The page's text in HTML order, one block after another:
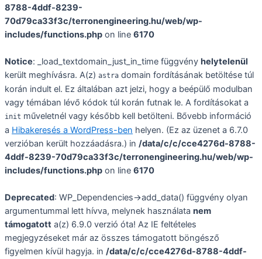
8788-4ddf-8239-
70d79ca33f3c/terronengineering.hu/web/wp-
includes/functions.php on line 6170
Notice: _load_textdomain_just_in_time függvény helytelenül
került meghívásra. A(z) astra domain fordításának betöltése túl
korán indult el. Ez általában azt jelzi, hogy a beépülő modulban
vagy témában lévő kódok túl korán futnak le. A fordításokat a
init műveletnél vagy később kell betölteni. Bővebb információ
a Hibakeresés a WordPress-ben helyen. (Ez az üzenet a 6.7.0
verzióban került hozzáadásra.) in /data/c/c/cce4276d-8788-
4ddf-8239-70d79ca33f3c/terronengineering.hu/web/wp-
includes/functions.php on line 6170
Deprecated: WP_Dependencies->add_data() függvény olyan
argumentummal lett hívva, melynek használata nem
támogatott a(z) 6.9.0 verzió óta! Az IE feltételes
megjegyzéseket már az összes támogatott böngésző
figyelmen kívül hagyja. in /data/c/c/cce4276d-8788-4ddf-